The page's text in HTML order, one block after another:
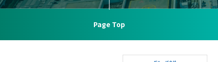
Page Top